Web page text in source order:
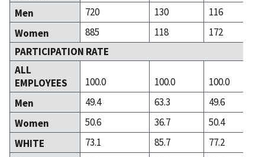
Men
720 130
116
Women
885 118
172
PARTICIPATION RATE
ALL
EMPLOYEES
100.0 100.0
100.0
Men
49.4 63.3
49.6
Women
50.6 36.7
50.4
WHITE
73.1 85.7
77.2